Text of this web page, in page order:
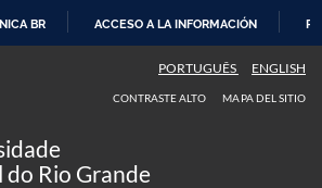
CONTENIDO
BR ACCESO A LA INFORMACIÓN
PORTUGUÊS ENGLISH
CONTRASTE ALTO MAPA DEL SITIO
do Rio Grande